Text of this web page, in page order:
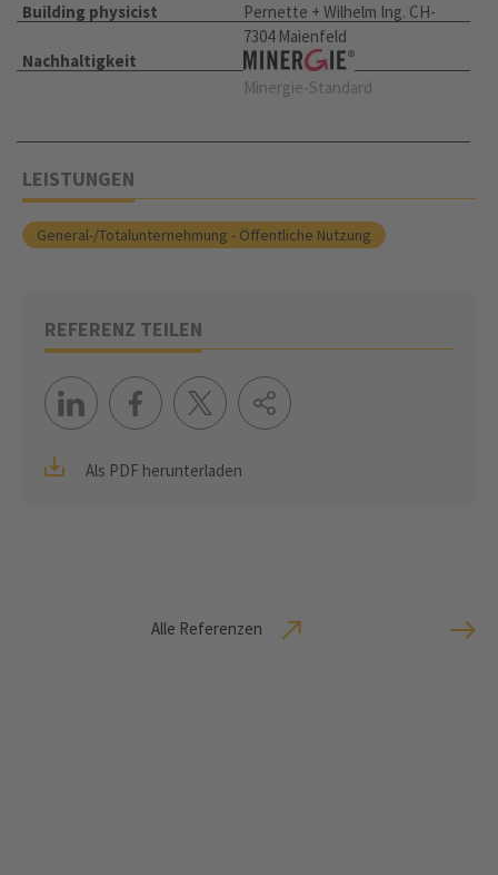
Building physicist
Pernette + Wilhelm Ing. CH-
7304 Maienfeld
Nachhaltigkeit
Minergie-Standard
LEISTUNGEN
General-/Totalunternehmung - Öffentliche Nutzung
REFERENZ TEILEN
Als PDF herunterladen
Alle Referenzen